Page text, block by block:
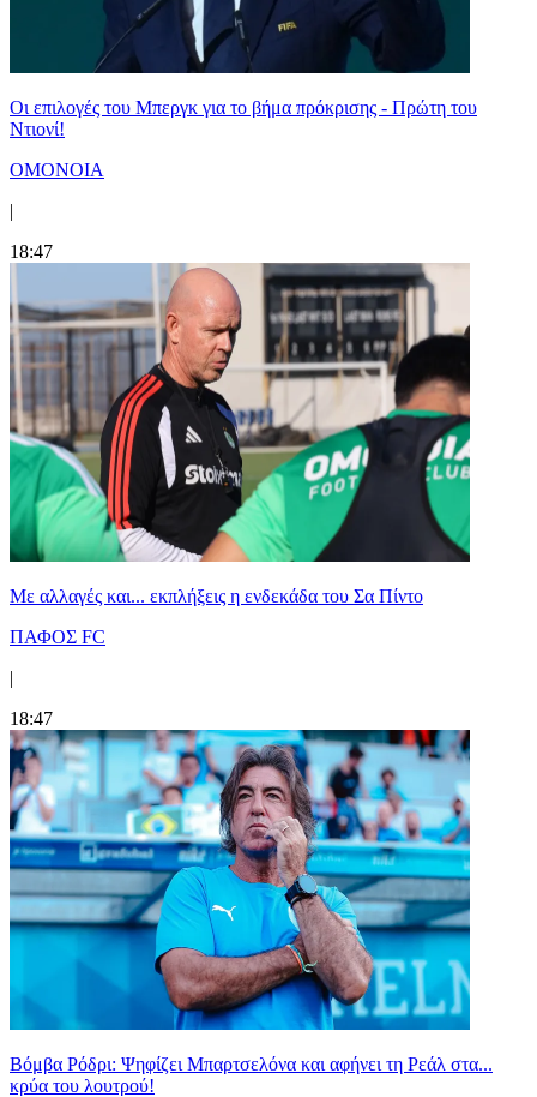
Οι επιλογές του Μπεργκ για το βήμα πρόκρισης - Πρώτη του
Ντιονί!
ΟΜΟΝΟΙΑ
|
18:47
Με αλλαγές και... εκπλήξεις η ενδεκάδα του Σα Πίντο
ΠΑΦΟΣ FC
|
18:47
Βόμβα Ρόδρι: Ψηφίζει Μπαρτσελόνα και αφήνει τη Ρεάλ στα...
κρύα του λουτρού!